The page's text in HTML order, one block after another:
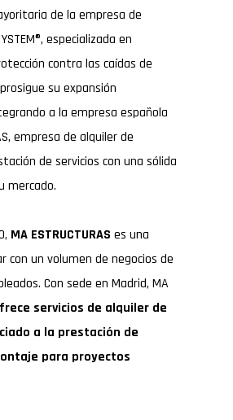
de la empresa de
especializada en
contra las caídas de
su expansión
a la empresa española
empresa de alquiler de
de servicios con una sólida
mercado.
MA ESTRUCTURAS es una
con un volumen de negocios de
Con sede en Madrid, MA
servicios de alquiler de
a la prestación de
para proyectos